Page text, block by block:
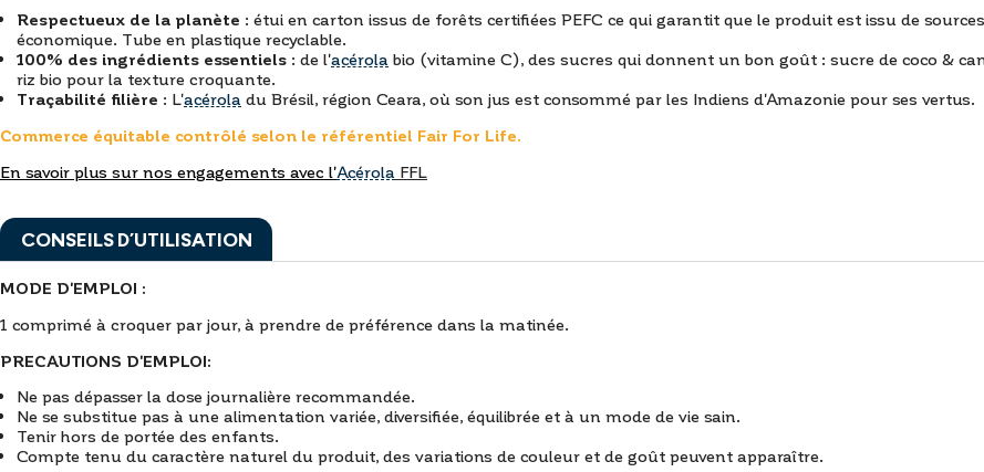
Respectueux de la planète : étui en carton issus de forêts certifiées PEFC ce qui garantit que le produit est issu de
économique. Tube en plastique recyclable.
100% des ingrédients essentiels: de l'acérola bio (vitamine C), des sucres qui donnent un bon goût : sucre de coco &
riz bio pour la texture croquante.
Traçabilité filière : L'acérola du Brésil, région Ceara, où son jus est consommé par les Indiens d'Amazonie pour ses vertus.
Commerce équitable contrôlé selon le référentiel Fair For Life.
En savoir plus sur nos engagements avec l'Acérola FFL
CONSEILS D’UTILISATION
MODE D'EMPLOI :
1 comprimé à croquer par jour, à prendre de préférence dans la matinée.
PRECAUTIONS D'EMPLOI:
Ne pas dépasser la dose journalière recommandée.
Ne se substitue pas à une alimentation variée, diversifiée, équilibrée et à un mode de vie sain.
Tenir hors de portée des enfants.
Compte tenu du caractère naturel du produit, des variations de couleur et de goût peuvent apparaître.